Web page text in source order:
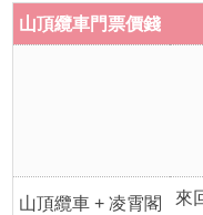
山頂纜車門票價錢
山頂纜車 + 凌霄閣
來